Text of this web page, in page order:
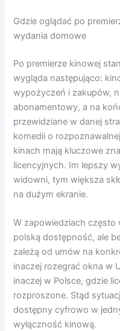
Gdzie oglądać po
wydania domowe
Po premierze kinowej
wygląda następująco:
wypożyczeń i zakupów,
abonamentowy, a na
przewidziane w danej
komedii o
kinach mają kluczowe
licencyjnych. Im lepszy
widowni, tym większa
na dużym ekranie.
W zapowiedziach często
polską dostępność, ale
zależą od umów na
inaczej rozegrać okna w
inaczej w Polsce, gdzie
rozproszone. Stąd
dostępny cyfrowo w
wyłączność kinową.